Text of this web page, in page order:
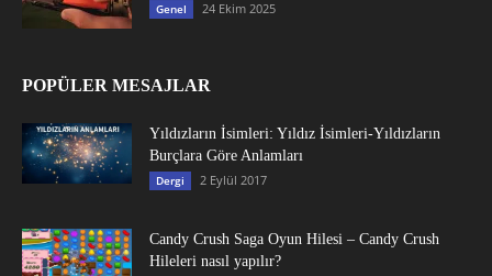
Genel 24 Ekim 2025
POPÜLER MESAJLAR
Yıldızların İsimleri: Yıldız İsimleri-Yıldızların
Burçlara Göre Anlamları
Dergi 2 Eylül 2017
Candy Crush Saga Oyun Hilesi – Candy Crush
Hileleri nasıl yapılır?